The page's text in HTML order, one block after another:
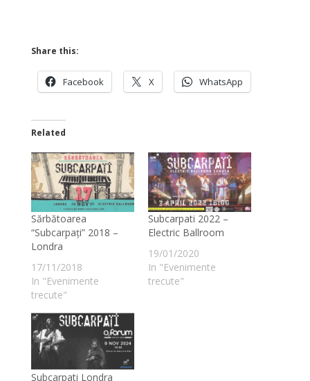
Share this:
Facebook X WhatsApp
Related
Sărbătoarea
“Subcarpați” 2018 –
Londra
17/11/2018
In "Evenimente
trecute"
Subcarpati 2022 –
Electric Ballroom
19/01/2020
In "Evenimente
trecute"
Subcarpati Londra